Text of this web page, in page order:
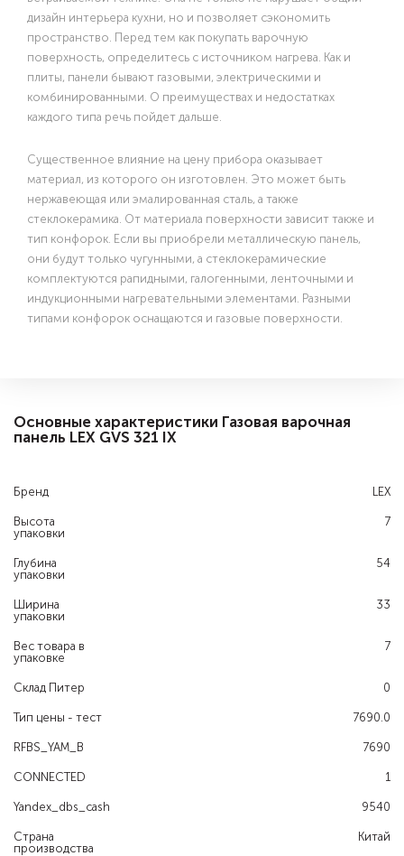
дизайн интерьера кухни, но и позволяет сэкономить
пространство. Перед тем как покупать варочную
поверхность, определитесь с источником нагрева. Как и
плиты, панели бывают газовыми, электрическими и
комбинированными. О преимуществах и недостатках
каждого типа речь пойдет дальше.
Существенное влияние на цену прибора оказывает
материал, из которого он изготовлен. Это может быть
нержавеющая или эмалированная сталь, а также
стеклокерамика. От материала поверхности зависит также и
тип конфорок. Если вы приобрели металлическую панель,
они будут только чугунными, а стеклокерамические
комплектуются рапидными, галогенными, ленточными и
индукционными нагревательными элементами. Разными
типами конфорок оснащаются и газовые поверхности.
Основные характеристики Газовая варочная
панель LEX GVS 321 IX
Бренд LEX
Высота
упаковки
7
Глубина
упаковки
54
Ширина
упаковки
33
Вес товара в
упаковке
7
Склад Питер 0
Тип цены - тест 7690.0
RFBS_YAM_B 7690
CONNECTED 1
Yandex_dbs_cash 9540
Страна
производства
Китай